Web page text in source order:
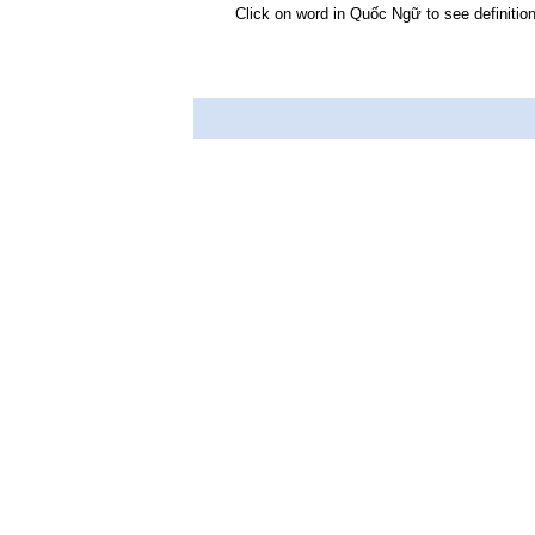
Click on word in Quốc Ngữ to see